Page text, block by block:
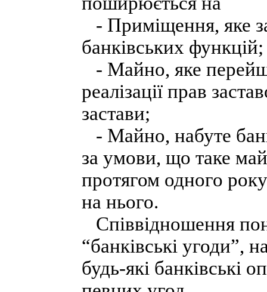
- Приміщення, яке
банківських функцій;
- Майно, яке
реалізації прав
застави;
- Майно, набуте
за умови, що таке
протягом одного
на нього.
Співвідношення
“банківські угоди”,
будь-які банківські